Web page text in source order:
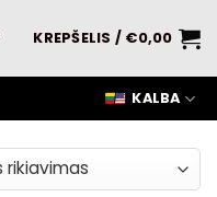
KREPŠELIS / €0,00
KALBA